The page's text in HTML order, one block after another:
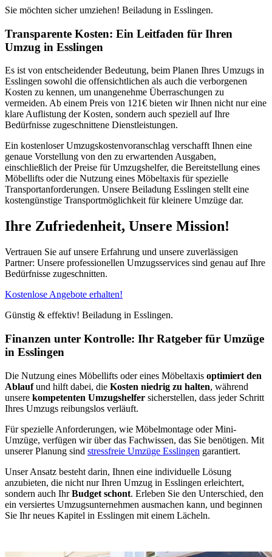
Sie möchten sicher umziehen! Beiladung in Esslingen.
Transparente Kosten: Ein Leitfaden für Ihren
Umzug in Esslingen
Es ist von entscheidender Bedeutung, beim Planen Ihres Umzugs in
Esslingen sowohl die offensichtlichen als auch die verborgenen
Kosten zu kennen, um unangenehme Überraschungen zu
vermeiden. Ab einem Preis von 121€ bieten wir Ihnen nicht nur eine
klare Auflistung der Kosten, sondern auch speziell auf Ihre
Bedürfnisse zugeschnittene Dienstleistungen.
Ein kostenloser Umzugskostenvoranschlag verschafft Ihnen eine
genaue Vorstellung von den zu erwartenden Ausgaben,
einschließlich der Preise für Umzugshelfer, die Bereitstellung eines
Möbellifts oder die Nutzung eines Möbeltaxis für spezielle
Transportanforderungen. Unsere Beiladung Esslingen stellt eine
kostengünstige Transportmöglichkeit für kleinere Umzüge dar.
Ihre Zufriedenheit, Unsere Mission!
Vertrauen Sie auf unsere Erfahrung und unsere zuverlässigen
Partner: Unsere professionellen Umzugsservices sind genau auf Ihre
Bedürfnisse zugeschnitten.
Kostenlose Angebote erhalten!
Günstig & effektiv! Beiladung in Esslingen.
Finanzen unter Kontrolle: Ihr Ratgeber für Umzüge
in Esslingen
Die Nutzung eines Möbellifts oder eines Möbeltaxis optimiert den
Ablaufund hilft dabei, die Kosten niedrig zu halten, während
unsere kompetenten Umzugshelfer sicherstellen, dass jeder Schritt
Ihres Umzugs reibungslos verläuft.
Für spezielle Anforderungen, wie Möbelmontage oder Mini-
Umzüge, verfügen wir über das Fachwissen, das Sie benötigen. Mit
unserer Planung sind stressfreie Umzüge Esslingen garantiert.
Unser Ansatz besteht darin, Ihnen eine individuelle Lösung
anzubieten, die nicht nur Ihren Umzug in Esslingen erleichtert,
sondern auch IhrBudget schont. Erleben Sie den Unterschied, den
ein versiertes Umzugsunternehmen ausmachen kann, und beginnen
Sie Ihr neues Kapitel in Esslingen mit einem Lächeln.